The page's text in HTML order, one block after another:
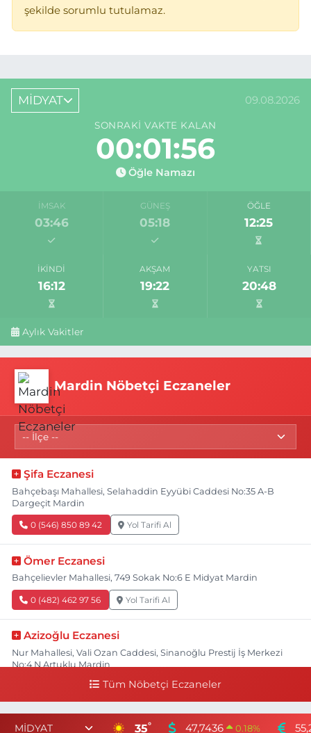
şekilde sorumlu tutulamaz.
MİDYAT 09.08.2026
SONRAKI VAKTE KALAN
00:01:56
Öğle Namazı
İMSAK
03:46
GÜNEŞ
05:18
ÖĞLE
12:25
İKINDI
16:12
AKŞAM
19:22
YATSI
20:48
Aylık Vakitler
Mardin Nöbetçi Eczaneler
Şifa Eczanesi
Bahçebaşı Mahallesi, Selahaddin Eyyübi Caddesi No:35 A-B
Dargeçit Mardin
0 (546) 850 89 42 Yol Tarifi Al
Ömer Eczanesi
Bahçelievler Mahallesi, 749 Sokak No:6 E Midyat Mardin
0 (482) 462 97 56 Yol Tarifi Al
Azizoğlu Eczanesi
Nur Mahallesi, Vali Ozan Caddesi, Sinanoğlu Prestij İş Merkezi
No:4 N Artuklu Mardin
0 (482) 502 22 22 Yol Tarifi Al
Halk Eczanesi
Tüm Nöbetçi Eczaneler
35° 47,7436 0.18%